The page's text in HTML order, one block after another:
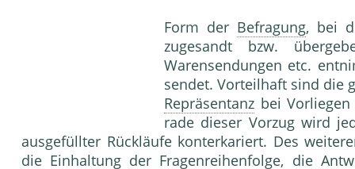
Form der Befragung, bei
zugesandt bzw.
Warensendungen etc.
sendet. Vorteilhaft sind die
Repräsentanz bei
rade dieser Vorzug wird
ausgefüllter Rückläu­fe konterkariert. Des
die Einhaltung der Fragenreihenfolge, die